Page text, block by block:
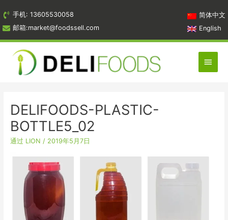
到
内
容
手机: 13605530058
邮箱:market@foodssell.com
简体中文
English
主
菜
DELIFOODS-PLASTIC-
BOTTLE5_02
通过 LION / 2019年5月7日